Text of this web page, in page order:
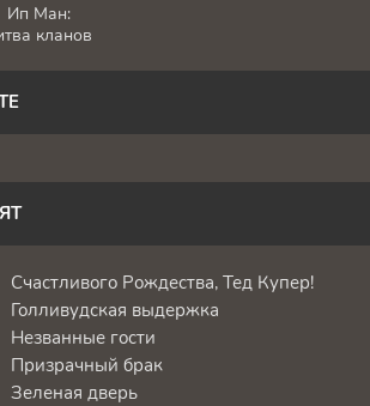
Ип Ман:
кланов
Счастливого Рождества, Тед Купер!
Голливудская выдержка
Незванные гости
Призрачный брак
Зеленая дверь